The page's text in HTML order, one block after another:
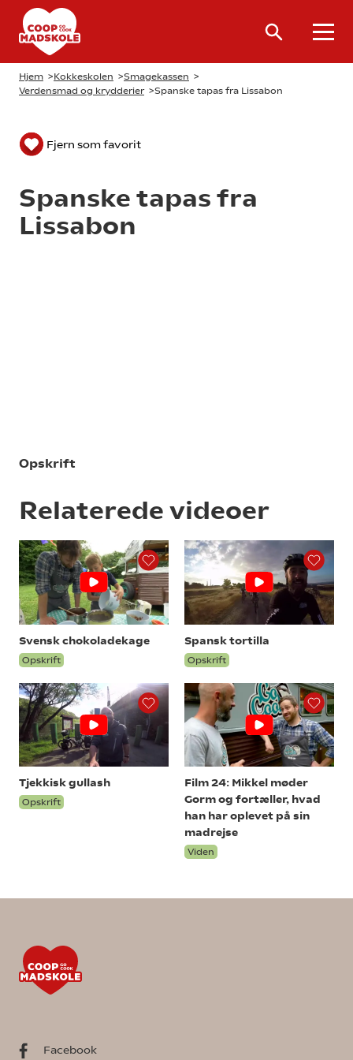
Hjem >Kokkeskolen >Smagekassen >
Verdensmad og krydderier >Spanske tapas fra Lissabon
Fjern som favorit
Spanske tapas fra
Lissabon
Opskrift
Relaterede videoer
Svensk chokoladekage
Opskrift
Spansk tortilla
Opskrift
Tjekkisk gullash
Opskrift
Film 24: Mikkel møder
Gorm og fortæller, hvad
han har oplevet på sin
madrejse
Viden
Facebook